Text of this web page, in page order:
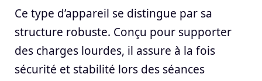
Ce type d’appareil se distingue par sa
structure robuste. Conçu pour supporter
des charges lourdes, il assure à la fois
sécurité et stabilité lors des séances